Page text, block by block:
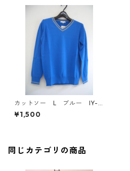
カットソー L ブルー IY-3
645
¥1,500
同じカテゴリの商品